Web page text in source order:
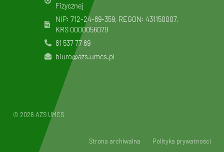
Fizycznej
NIP: 712-24-89-359, REGON: 431150007,
KRS 0000056079
81 537 77 69
biuro@azs.umcs.pl
© 2026 AZS UMCS
Strona archiwalna Polityka prywatności